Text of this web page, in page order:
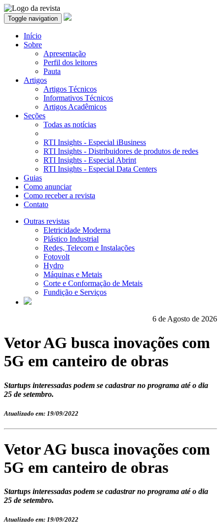
Toggle navigation
Início
Sobre
Apresentação
Perfil dos leitores
Pauta
Artigos
Artigos Técnicos
Informativos Técnicos
Artigos Acadêmicos
Seções
Todas as notícias
RTI Insights - Especial iBusiness
RTI Insights - Distribuidores de produtos de redes
RTI Insights - Especial Abrint
RTI Insights - Especial Data Centers
Guias
Como anunciar
Como receber a revista
Contato
Outras revistas
Eletricidade Moderna
Plástico Industrial
Redes, Telecom e Instalações
Fotovolt
Hydro
Máquinas e Metais
Corte e Conformação de Metais
Fundição e Serviços
6 de Agosto de 2026
Vetor AG busca inovações com
5G em canteiro de obras
Startups interessadas podem se cadastrar no programa até o dia
25 de setembro.
Atualizado em: 19/09/2022
Vetor AG busca inovações com
5G em canteiro de obras
Startups interessadas podem se cadastrar no programa até o dia
25 de setembro.
Atualizado em: 19/09/2022